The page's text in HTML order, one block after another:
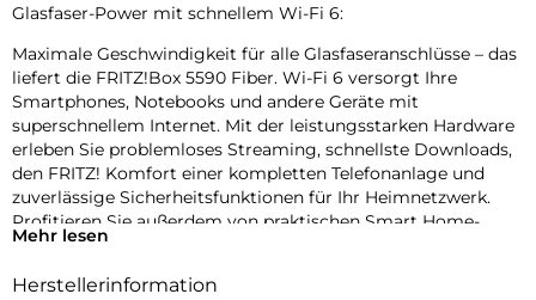
Glasfaser-Power mit schnellem Wi-Fi 6:
Maximale Geschwindigkeit für alle Glasfaseranschlüsse – das
liefert die FRITZ!Box 5590 Fiber. Wi-Fi 6 versorgt Ihre
Smartphones, Notebooks und andere Geräte mit
superschnellem Internet. Mit der leistungsstarken Hardware
erleben Sie problemloses Streaming, schnellste Downloads,
den FRITZ! Komfort einer kompletten Telefonanlage und
zuverlässige Sicherheitsfunktionen für Ihr Heimnetzwerk.
Profitieren Sie außerdem von praktischen Smart Home-
Funktionen und den kostenlosen FRITZ!Apps .
Highspeed Wi-Fi 6 für Ihr Heimnetzwerk:
Mehr lesen
Herstellerinformation